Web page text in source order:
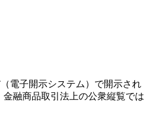
電子開示システム）で開示され
融商品取引法上の公衆縦覧では